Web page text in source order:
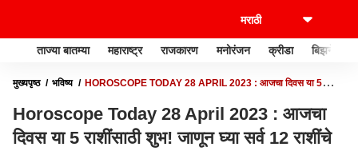
ताज्या बातम्या महाराष्ट्र राजकारण मनोरंजन क्रीडा बिझनेस
मुख्यपृष्ठ भविष्य
HOROSCOPE TODAY 28 APRIL 2023 : आजचा दिवस या 5
Horoscope Today 28 April 2023 : आजचा
दिवस या 5 राशींसाठी शुभ! जाणून घ्या सर्व 12 राशींचे